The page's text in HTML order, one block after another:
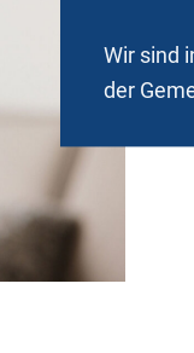
Wir sind
der